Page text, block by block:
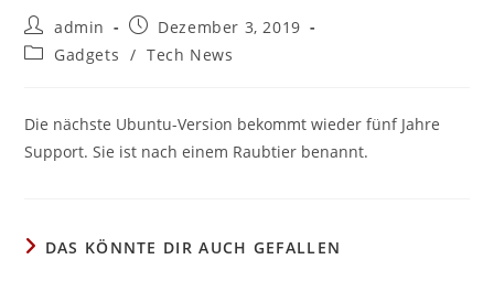
Beitrags-
Autor:
admin
Beitrag
veröffentlicht:
Dezember 3, 2019
Beitrags-
Gadgets / Tech News
Die nächste Ubuntu-Version bekommt wieder fünf Jahre
Support. Sie ist nach einem Raubtier benannt.
DAS KÖNNTE DIR AUCH GEFALLEN